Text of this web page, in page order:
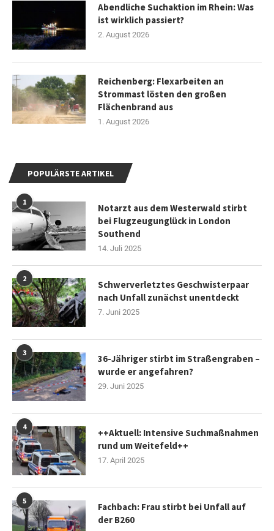
Abendliche Suchaktion im Rhein: Was
ist wirklich passiert?
2. August 2026
Reichenberg: Flexarbeiten an
Strommast lösten den großen
Flächenbrand aus
1. August 2026
POPULÄRSTE ARTIKEL
1
Notarzt aus dem Westerwald stirbt
bei Flugzeugunglück in London
Southend
14. Juli 2025
2
Schwerverletztes Geschwisterpaar
nach Unfall zunächst unentdeckt
7. Juni 2025
3
36-Jähriger stirbt im Straßengraben –
wurde er angefahren?
29. Juni 2025
4
++Aktuell: Intensive Suchmaßnahmen
rund um Weitefeld++
17. April 2025
5
Fachbach: Frau stirbt bei Unfall auf
der B260